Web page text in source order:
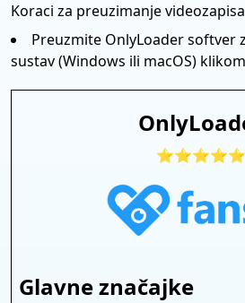
Koraci za preuzimanje
Preuzmite OnlyLoader softver
sustav (Windows ili macOS)
⭐⭐⭐⭐⭐
Glavne značajke